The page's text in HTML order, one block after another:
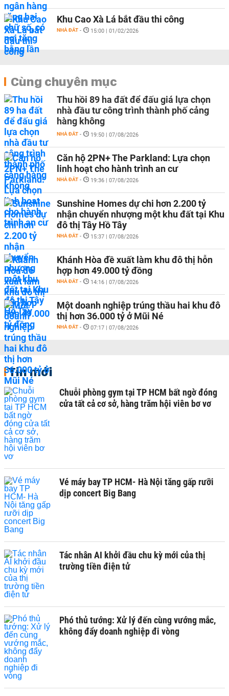
Khu Cao Xà Lá bắt đầu thi công
NHÀ ĐẤT - 15:00 | 01/02/2026
Cùng chuyên mục
Thu hồi 89 ha đất để đấu giá lựa chọn
nhà đầu tư công trình thành phố cảng
hàng không
NHÀ ĐẤT - 19:50 | 07/08/2026
Căn hộ 2PN+ The Parkland: Lựa chọn
linh hoạt cho hành trình an cư
NHÀ ĐẤT - 19:36 | 07/08/2026
Sunshine Homes dự chi hơn 2.200 tỷ
nhận chuyển nhượng một khu đất tại Khu
đô thị Tây Hồ Tây
NHÀ ĐẤT - 15:37 | 07/08/2026
Khánh Hòa đề xuất làm khu đô thị hỗn
hợp hơn 49.000 tỷ đồng
NHÀ ĐẤT - 14:16 | 07/08/2026
Một doanh nghiệp trúng thầu hai khu đô
thị hơn 36.000 tỷ ở Mũi Né
NHÀ ĐẤT - 07:17 | 07/08/2026
Tin mới
Chuỗi phòng gym tại TP HCM bất ngờ đóng
cửa tất cả cơ sở, hàng trăm hội viên bơ vơ
Vé máy bay TP HCM- Hà Nội tăng gấp rưỡi
dịp concert Big Bang
Tác nhân AI khởi đầu chu kỳ mới của thị
trường tiền điện tử
Phó thủ tướng: Xử lý đến cùng vướng mắc,
không đẩy doanh nghiệp đi vòng